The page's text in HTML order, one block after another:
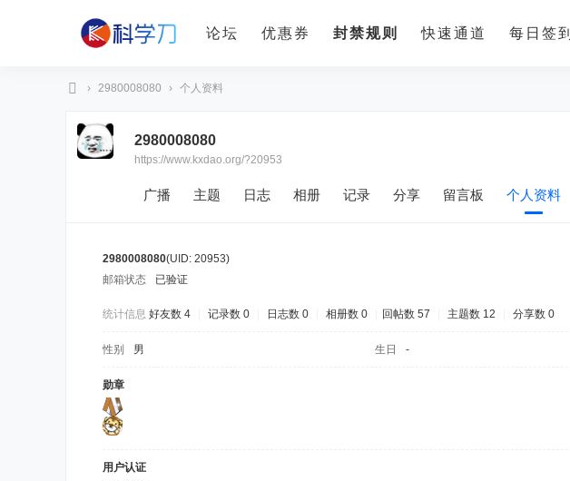
论坛 优惠券 封禁规则 快速通道 每日签到
学
› 2980008080 › 个人资料
2980008080
https://www.kxdao.org/?20953
广播 主题 日志 相册 记录 分享 留言板 个人资料
2980008080(UID: 20953)
邮箱状态
已验证
统计信息 好友数 4 记录数 0 日志数 0 相册数 0 回帖数 57 主题数 12 分享数 0
性别 男 生日 -
勋章
用户认证